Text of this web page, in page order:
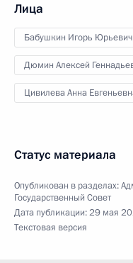
Лица
Бабушкин Игорь Юрьевич
Дюмин Алексей
Цивилева Анна
Статус материала
Опубликован в разделах:
Государственный Совет
Дата публикации:29 мая
Текстовая версия